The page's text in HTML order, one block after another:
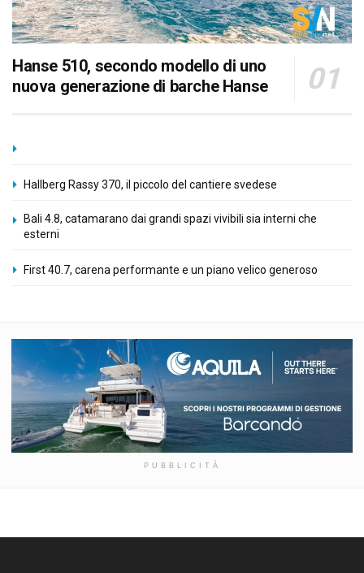
Hanse 510, secondo modello di uno
nuova generazione di barche Hanse
Hallberg Rassy 370, il piccolo del cantiere svedese
Bali 4.8, catamarano dai grandi spazi vivibili sia interni che
esterni
First 40.7, carena performante e un piano velico generoso
PUBBLICITÀ